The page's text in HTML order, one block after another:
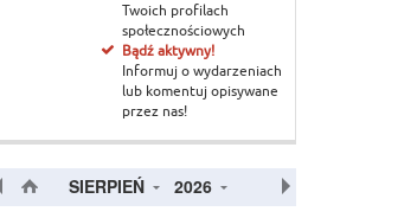
Twoich profilach
społecznościowych
Bądź aktywny!
Informuj o wydarzeniach
lub komentuj opisywane
przez nas!
SIERPIEŃ 2026